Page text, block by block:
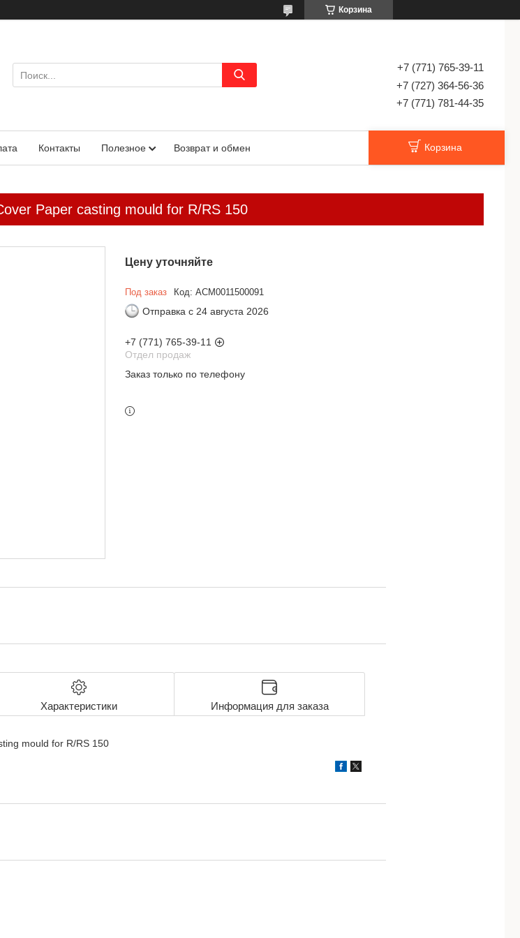
Корзина
+7 (771) 765-39-11
+7 (727) 364-56-36
+7 (771) 781-44-35
Контакты Полезное Возврат и обмен Корзина
Paper casting mould for R/RS 150
Цену уточняйте
Под заказ Код: ACM0011500091
Отправка с 24 августа 2026
+7 (771) 765-39-11
Отдел продаж
Заказ только по телефону
Характеристики Информация для заказа
mould for R/RS 150